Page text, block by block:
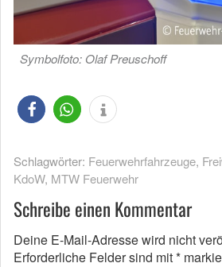
Symbolfoto: Olaf Preuschoff
Schlagwörter: Feuerwehrfahrzeuge,
KdoW, MTW Feuerwehr
Schreibe einen Kommentar
Deine E-Mail-Adresse wird nicht
Erforderliche Felder sind mit*